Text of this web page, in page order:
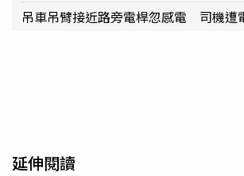
吊車吊臂接近路旁電桿忽感電 司機遭
延伸閱讀